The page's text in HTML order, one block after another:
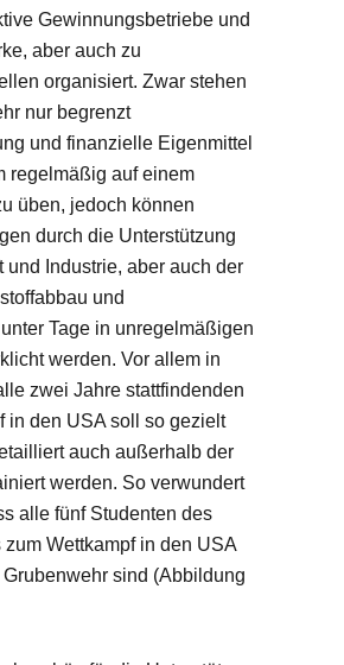
Gewinnungsbetriebe und
aber auch zu
organisiert. Zwar stehen
nur begrenzt
und finanzielle Eigenmittel
regelmäßig auf einem
üben, jedoch können
durch die Unterstützung
und Industrie, aber auch der
und
Tage in unregelmäßigen
werden. Vor allem in
zwei Jahre stattfindenden
in den USA soll so gezielt
auch außerhalb der
werden. So verwundert
alle fünf Studenten des
zum Wettkampf in den USA
sind (Abbildung